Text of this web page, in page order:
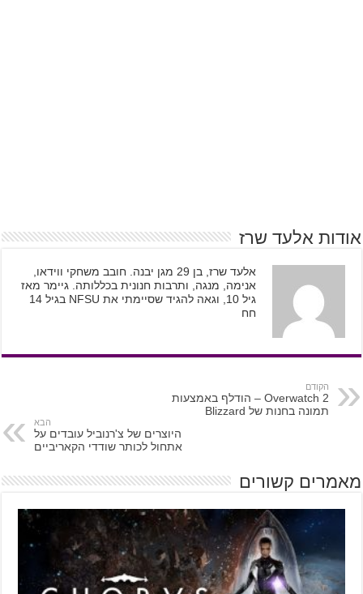
אודות אלעד שרז
אלעד שרז, בן 29 מגן יבנה. חובב משחקי ווידאו,
אנימה, מנגה, ותרבות חנונית בכללותה. גיימר מאז
גיל 10, וגאה להגיד שסיימתי את NFSU בגיל 14
חח
הקודם
Overwatch 2 – הודלף באמצעות
תמונה בחנות של Blizzard
הבא
היוצרים של צ'רנוביל עובדים על
אתחול לכותר שודדי הקאריביים
מאמרים קשורים